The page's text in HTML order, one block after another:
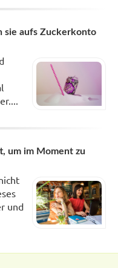
sie aufs Zuckerkonto
um im Moment zu
und